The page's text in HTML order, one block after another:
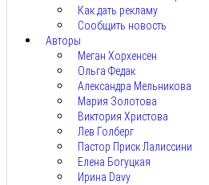
Как дать рекламу
Сообщить новость
Авторы
Меган Хорхенсен
Ольга Федак
Александра Мельникова
Мария Золотова
Виктория Христова
Лев Голберг
Пастор Приск Лалиссини
Елена Богуцкая
Ирина Davy